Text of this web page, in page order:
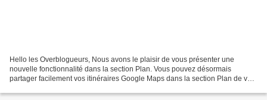
Hello les Overblogueurs, Nous avons le plaisir de vous présenter une
nouvelle fonctionnalité dans la section Plan. Vous pouvez désormais
partager facilement vos itinéraires Google Maps dans la section Plan de vos